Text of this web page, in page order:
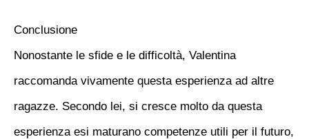
Conclusione
Nonostante le sfide e le difficoltà, Valentina
raccomanda vivamente questa esperienza ad altre
ragazze. Secondo lei, si cresce molto da questa
esperienza esi maturano competenze utili per il futuro,